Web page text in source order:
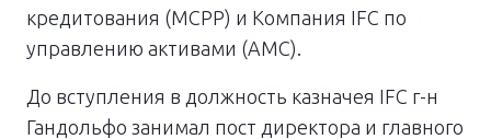
кредитования (MCPP) и Компания IFC по
управлению активами (AMC).
До вступления в должность казначея IFC г-н
Гандольфо занимал пост директора и главного